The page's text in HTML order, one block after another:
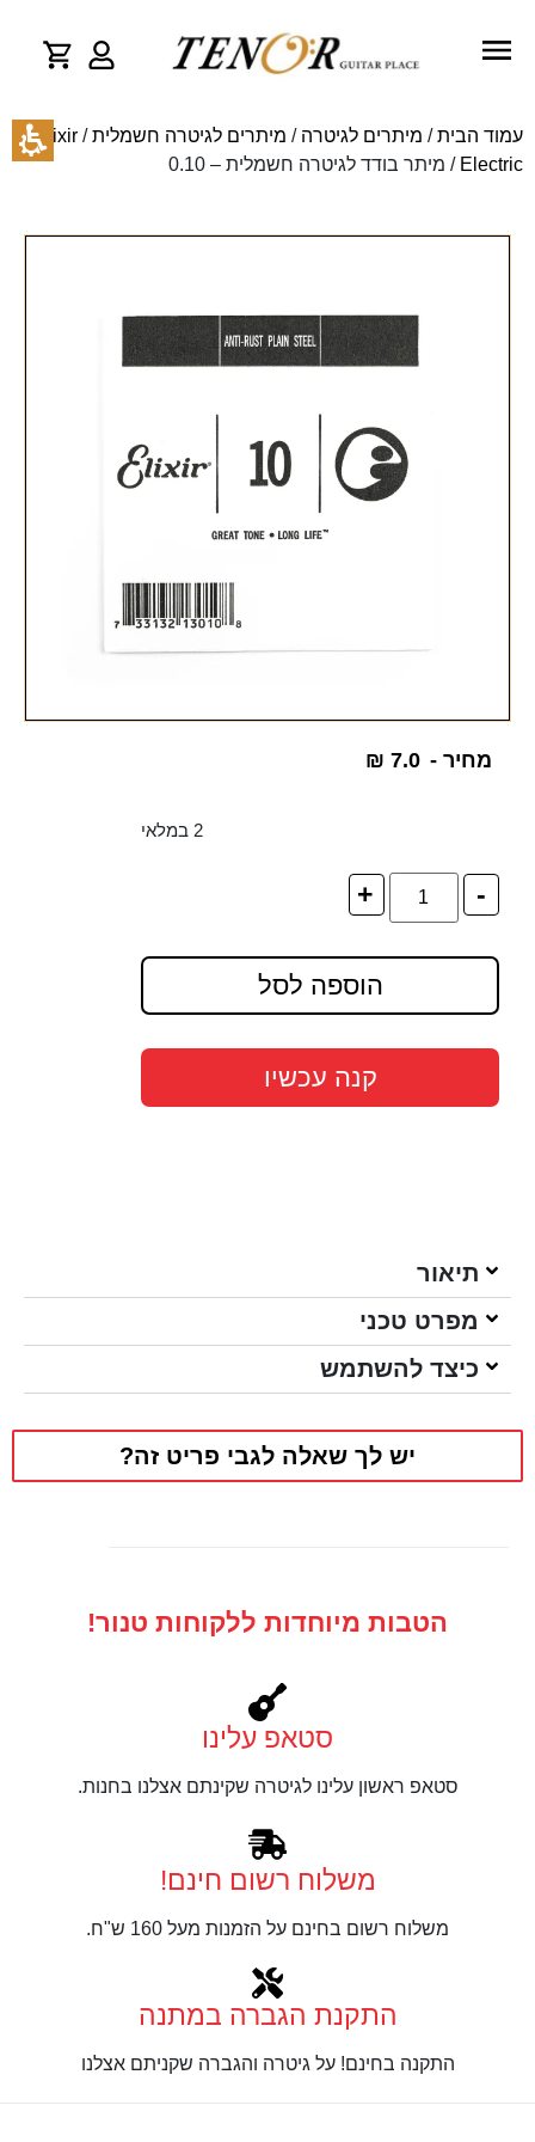
עמוד הבית/ מיתרים לגיטרה / מיתרים לגיטרה חשמלית/
Elixir
Electric / מיתר בודד לגיטרה חשמלית – 0.10
מחיר - ₪ 7.0
2 במלאי
-
+
הוספה לסל
קנה עכשיו
תיאור
מפרט טכני
כיצד להשתמש
יש לך שאלה לגבי פריט זה?
הטבות מיוחדות ללקוחות טנור!
סטאפ עלינו
סטאפ ראשון עלינו לגיטרה שקינתם אצלנו בחנות.
משלוח רשום חינם!
משלוח רשום בחינם על הזמנות מעל 160 ש"ח.
התקנת הגברה במתנה
התקנה בחינם! על גיטרה והגברה שקניתם אצלנו